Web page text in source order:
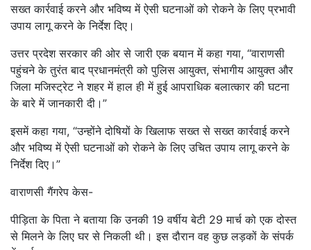
सख्त कार्रवाई करने और भविष्य में ऐसी घटनाओं को रोकने के लिए प्रभावी
उपाय लागू करने के निर्देश दिए।
उत्तर प्रदेश सरकार की ओर से जारी एक बयान में कहा गया, “वाराणसी
पहुंचने के तुरंत बाद प्रधानमंत्री को पुलिस आयुक्त, संभागीय आयुक्त और
जिला मजिस्ट्रेट ने शहर में हाल ही में हुई आपराधिक बलात्कार की घटना
के बारे में जानकारी दी।”
इसमें कहा गया, “उन्होंने दोषियों के खिलाफ सख्त से सख्त कार्रवाई करने
और भविष्य में ऐसी घटनाओं को रोकने के लिए उचित उपाय लागू करने के
निर्देश दिए।”
वाराणसी गैंगरेप केस-
पीड़िता के पिता ने बताया कि उनकी 19 वर्षीय बेटी 29 मार्च को एक दोस्त
से मिलने के लिए घर से निकली थी। इस दौरान वह कुछ लड़कों के संपर्क